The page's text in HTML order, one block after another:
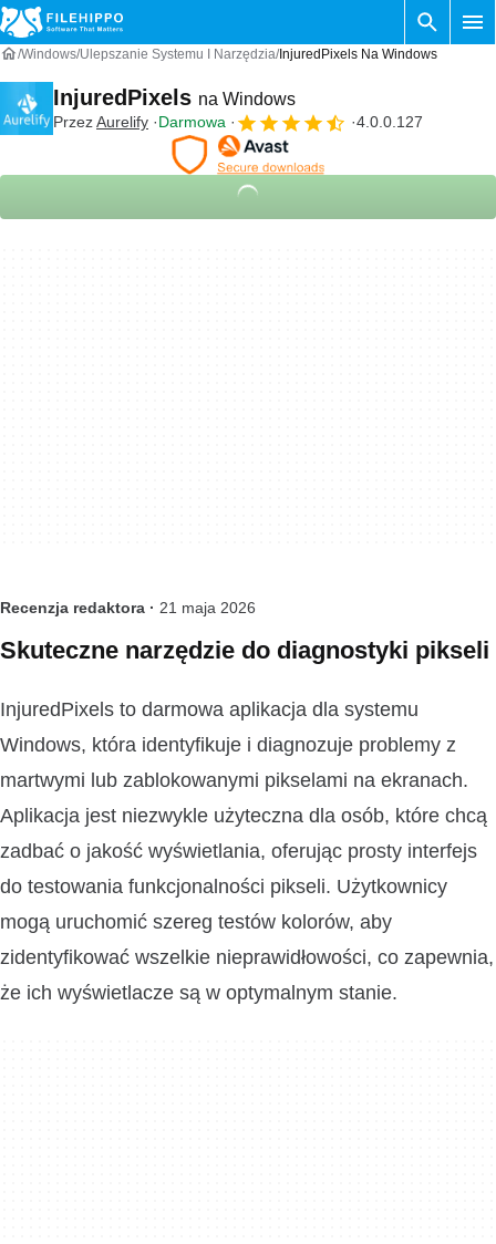
Windows Ulepszanie Systemu I Narzędzia InjuredPixels Na Windows
InjuredPixels na Windows
PrzezAurelify Darmowa 4.0.0.127
Recenzja redaktora · 21 maja 2026
Skuteczne narzędzie do diagnostyki pikseli
InjuredPixels to darmowa aplikacja dla systemu
Windows, która identyfikuje i diagnozuje problemy z
martwymi lub zablokowanymi pikselami na ekranach.
Aplikacja jest niezwykle użyteczna dla osób, które chcą
zadbać o jakość wyświetlania, oferując prosty interfejs
do testowania funkcjonalności pikseli. Użytkownicy
mogą uruchomić szereg testów kolorów, aby
zidentyfikować wszelkie nieprawidłowości, co zapewnia,
że ich wyświetlacze są w optymalnym stanie.